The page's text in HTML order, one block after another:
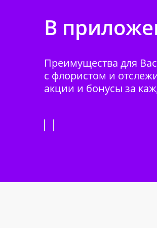
В
Преимущества для
с флористом и
акции и бонусы за